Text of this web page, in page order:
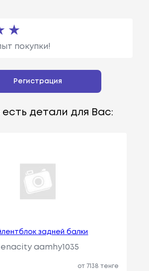
покупки!
Регистрация
детали для Вас:
задней балки
aamhy1035
от 7138 тенге